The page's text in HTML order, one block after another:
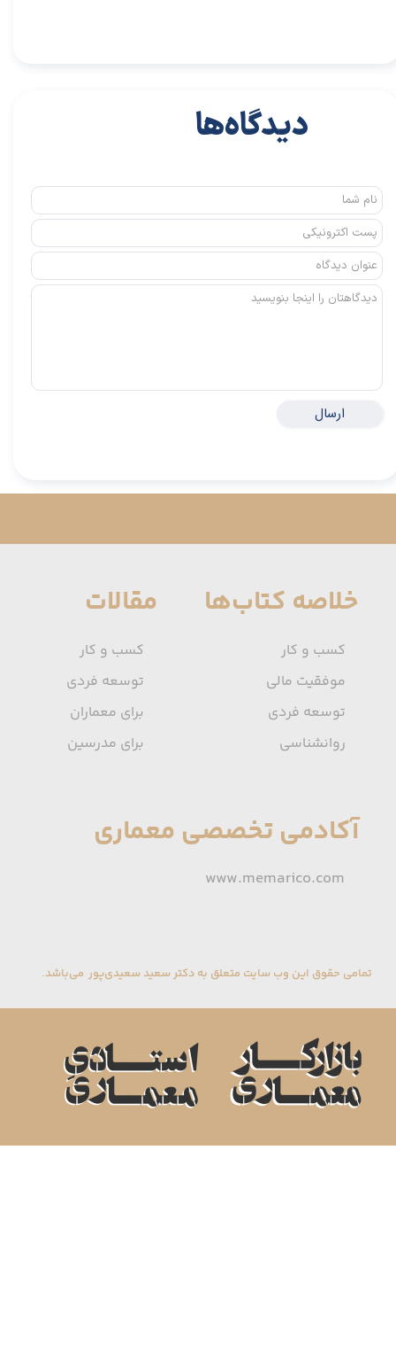
ارسال
دیدگاه‌ها
خلاصه کتاب‌ها
کسب و کار
موفقیت مالی
توسعه فردی
روانشناسی
مقالات
آکادمی تخصصی معماری
www.memarico.com
تمامی حقوق این وب سایت متعلق به دکتر سعید سعیدی‌پور می‌باشد.
کسب و کار
توسعه فردی
برای معماران
برای مدرسین